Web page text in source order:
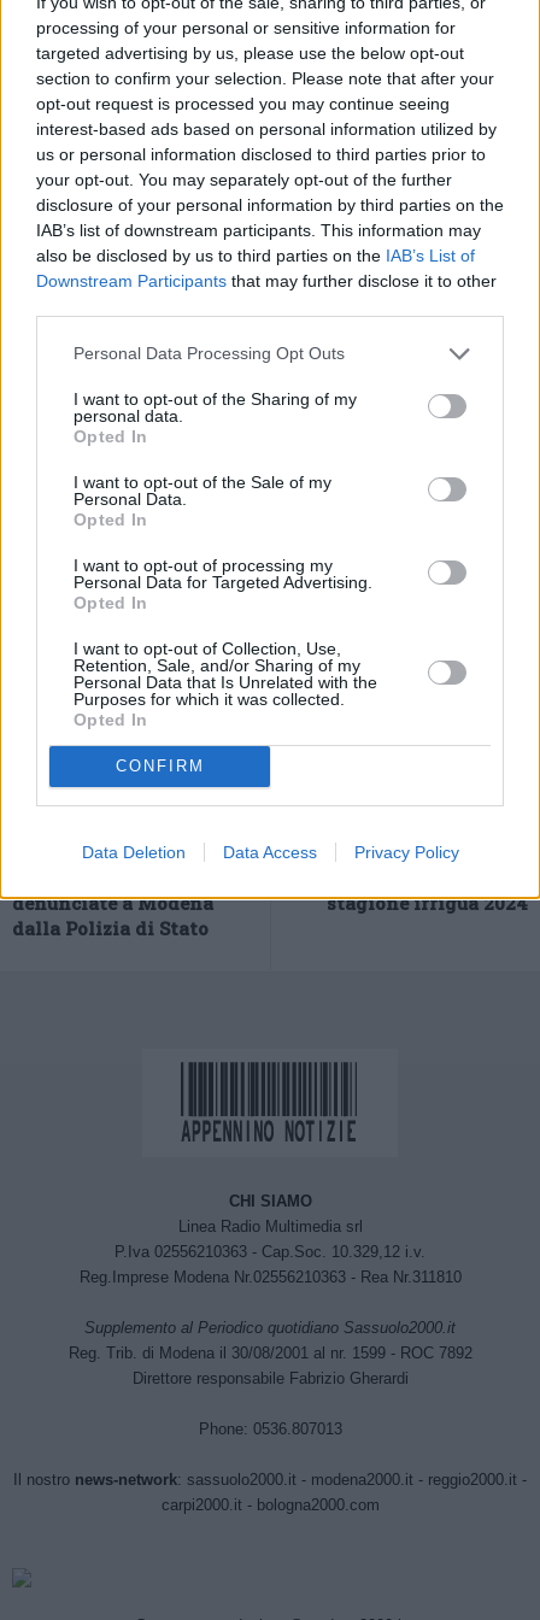
processing of your personal or sensitive information for
targeted advertising by us, please use the below opt-out
section to confirm your selection. Please note that after your
opt-out request is processed you may continue seeing
interest-based ads based on personal information utilized by
us or personal information disclosed to third parties prior to
your opt-out. You may separately opt-out of the further
disclosure of your personal information by third parties on the
IAB’s list of downstream participants. This information may
also be disclosed by us to third parties on the IAB’s List of
Downstream Participants that may further disclose it to other
Personal Data Processing Opt Outs
I want to opt-out of the Sharing of my
personal data.
Opted In
I want to opt-out of the Sale of my
Personal Data.
Opted In
I want to opt-out of processing my
Personal Data for Targeted Advertising.
Opted In
I want to opt-out of Collection, Use,
Retention, Sale, and/or Sharing of my
Personal Data that Is Unrelated with the
Purposes for which it was collected.
Opted In
CONFIRM
Data Deletion Data Access Privacy Policy
Solo le grida della giovane inducevano l’autore ad allontanarsi.
Durante la fuga il giovane incrociava un’altra ragazza sferrandole
un calcio ed allontanandosi.
A seguito di accurate e prolungate ricerche, il presunto autore
veniva intercettato da una volante del Commissariato e tratto in
arresto. Successivamente rimesso in libertà causa l’assenza
dello stato di flagranza, da parte del Questore veniva disposto un
ordine di trattenimento del cittadino somalo per pericolosità
A seguito della decisione del tribunale di Milano con cui veniva
disposta la liberazione dello stesso per mancanza del requisito
della pericolosità sociale, la locale Procura ritenendo sussistere
di fermo che veniva eseguita nella mattinata odierna, quando
l’indagato veniva rintracciato presso un Centri di Accoglienza
Tentano di rubare un
denunciate a Modena
dalla Polizia di Stato
Canale Emiliano
stagione irrigua 2024
CHI SIAMO
Linea Radio Multimedia srl
P.Iva 02556210363 - Cap.Soc. 10.329,12 i.v.
Reg.Imprese Modena Nr.02556210363 - Rea Nr.311810
Supplemento al Periodico quotidiano Sassuolo2000.it
Reg. Trib. di Modena il 30/08/2001 al nr. 1599 - ROC 7892
Direttore responsabile Fabrizio Gherardi
Phone: 0536.807013
Il nostro news-network: sassuolo2000.it - modena2000.it - reggio2000.it -
carpi2000.it- bologna2000.com